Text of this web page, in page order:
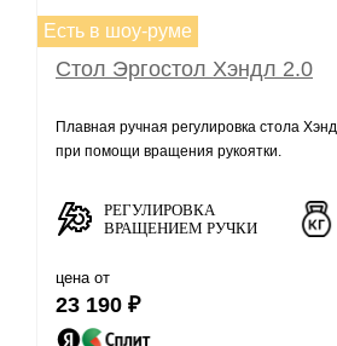
Есть в шоу-руме
Стол Эргостол Хэндл 2.0
Плавная ручная регулировка стола
при помощи вращения рукоятки.
РЕГУЛИРОВКА
ВРАЩЕНИЕМ РУЧКИ
цена от
23 190 ₽